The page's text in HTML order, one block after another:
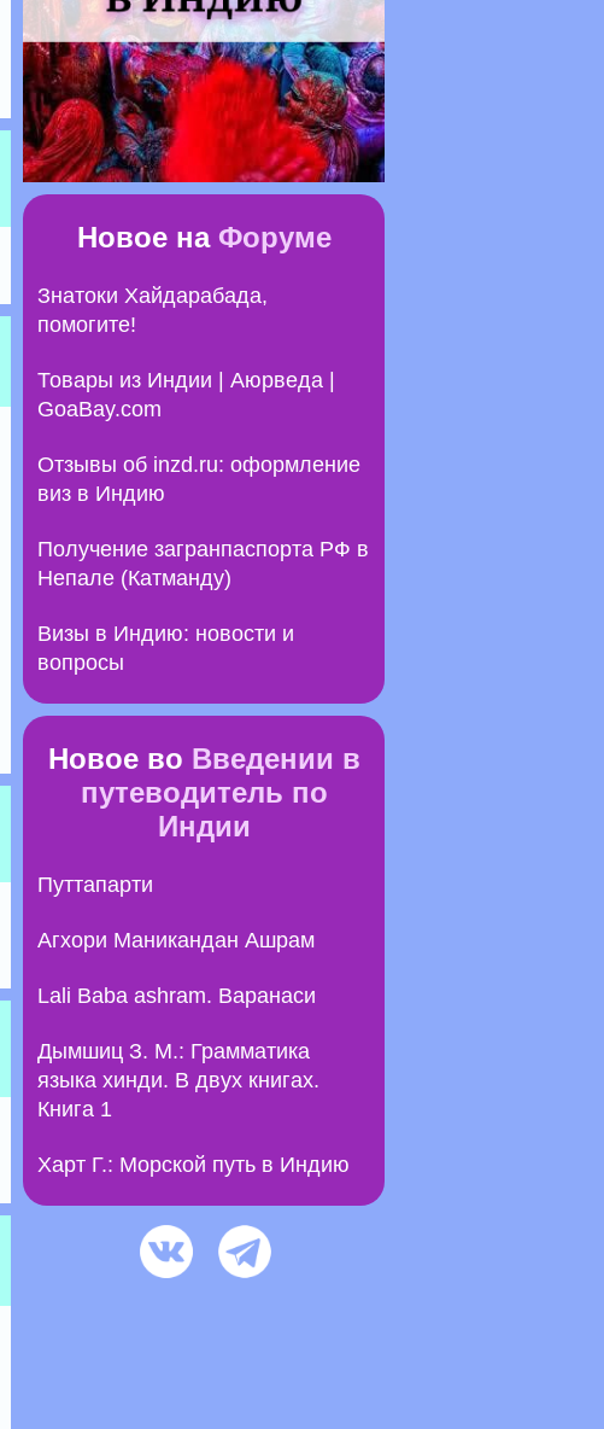
Новое на Форуме
Знатоки Хайдарабада,
помогите!
Товары из Индии | Аюрведа |
GoaBay.com
Отзывы об inzd.ru: оформление
виз в Индию
Получение загранпаспорта РФ в
Непале (Катманду)
Визы в Индию: новости и
вопросы
Новое во Введении в
путеводитель по
Индии
Путтапарти
Агхори Маникандан Ашрам
Lali Baba ashram. Варанаси
Дымшиц З. М.: Грамматика
языка хинди. В двух книгах.
Книга 1
Харт Г.: Морской путь в Индию